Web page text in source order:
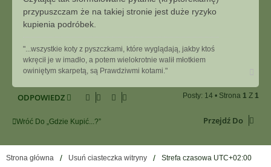
przypuszczam że na takiej stronie jest duże ryzyko
kupienia podróbek.
"...wszystkie koty z pyszczkami, które wyglądają, jakby ktoś
wkręcił je w imadło, a potem wielokrotnie walił młotkiem
owiniętym skarpetą, są Prawdziwmi kotami."
g
ó
ODPOWIEDZ Posty: 14 • Strona 1 Z 1
Wróć Do „Gdzie Kupić...?” Przejdź Do
Strona główna Usuń ciasteczka witryny Strefa czasowa UTC+02:00